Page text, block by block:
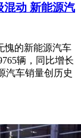
动 新能源汽
愧的新能源汽车
辆，同比增长
汽车销量创历史